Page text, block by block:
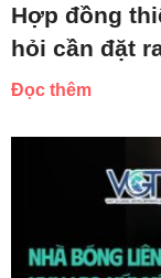
Hợp đồng
hỏi cần đặt
Đọc thêm